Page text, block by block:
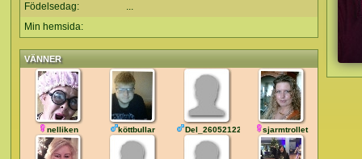
Födelsedag:
...
Min hemsida:
VÄNNER
nelliken köttbullar Del_260521222718 sjarmtrollet